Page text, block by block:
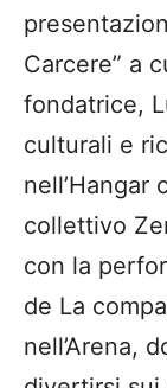
Carcere” a
fondatrice,
culturali e
nell’Hangar
collettivo
con la
de La
nell’Arena,